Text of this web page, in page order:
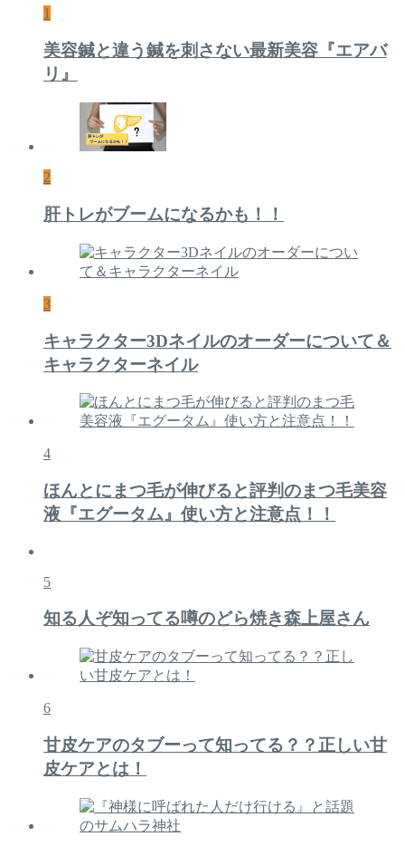
1
美容鍼と違う鍼を刺さない最新美容『エアバ
リ』
2
肝トレがブームになるかも！！
3
キャラクター3Dネイルのオーダーについて＆
キャラクターネイル
4
ほんとにまつ毛が伸びると評判のまつ毛美容
液『エグータム』使い方と注意点！！
5
知る人ぞ知ってる噂のどら焼き森上屋さん
6
甘皮ケアのタブーって知ってる？？正しい甘
皮ケアとは！